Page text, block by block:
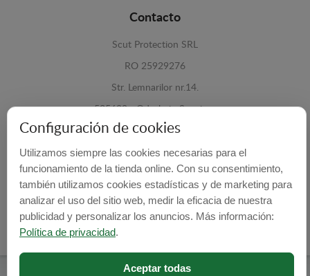
Contacto
Scut Protection SRL
RO 25929276
Str. Lemnarilor nr.14.
535600 - Odorheiu Secuiesc
Harghita, Romania
E-mail: info@cubrecarter.com
Site: www.cubrecarter.com
Configuración de cookies
Utilizamos siempre las cookies necesarias para el
funcionamiento de la tienda online. Con su consentimiento,
también utilizamos cookies estadísticas y de marketing para
analizar el uso del sitio web, medir la eficacia de nuestra
publicidad y personalizar los anuncios. Más información:
Política de privacidad.
Aceptar todas